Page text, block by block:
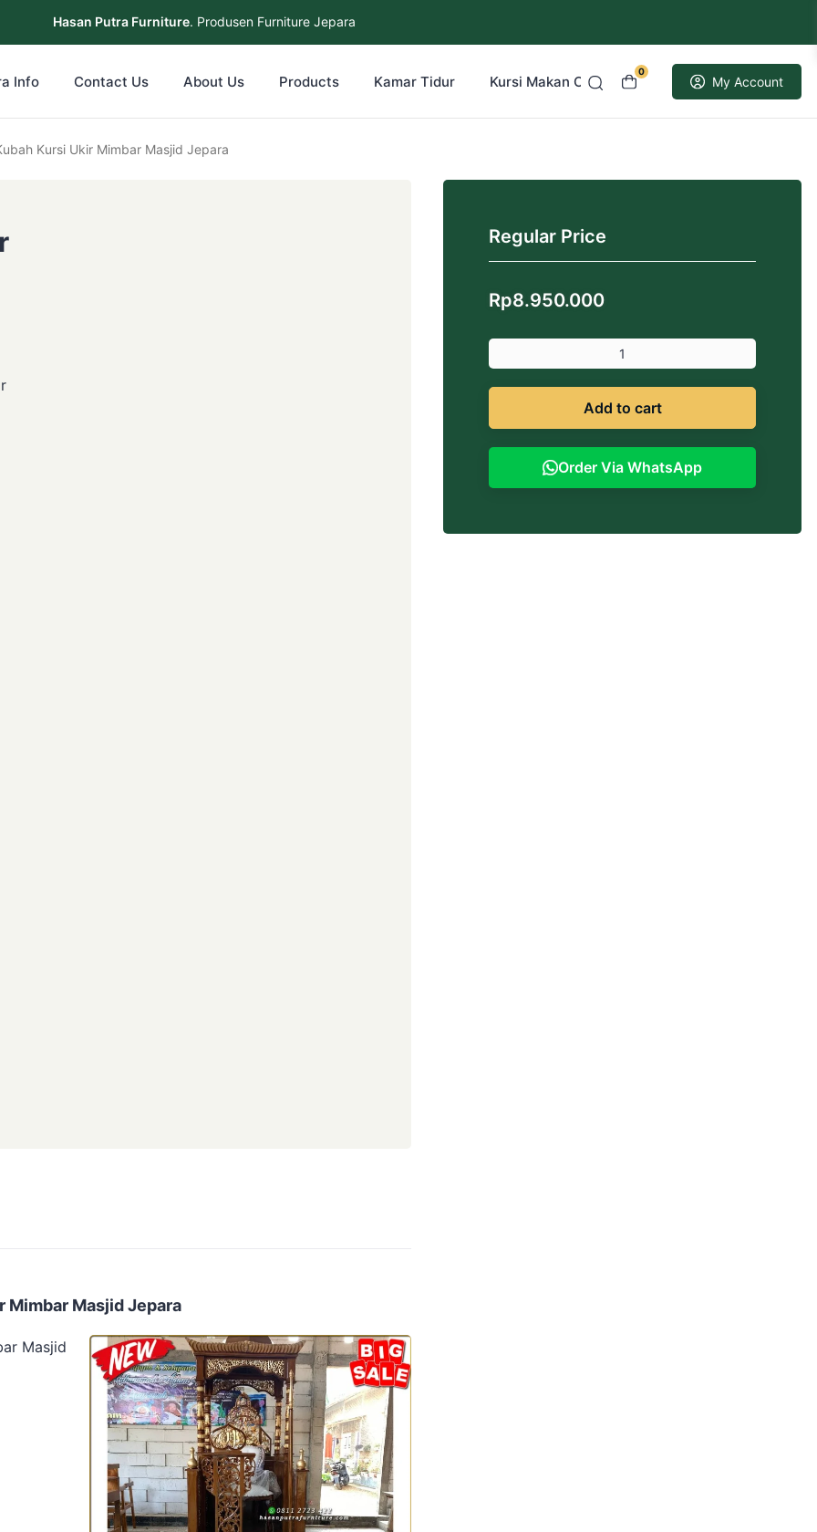
Hasan Putra Furniture. Produsen Furniture Jepara
0
My Account
Info Contact Us About Us Products Kamar Tidur Kursi Makan Cafe Resto Kusen Pintu Jati
Kursi Ukir Mimbar Masjid Jepara
Mimbar Masjid Jepara
Masjid
Regular Price
Rp8.950.000
Add to cart
Order Via WhatsApp